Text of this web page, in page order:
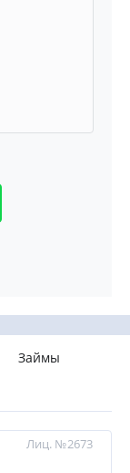
Займы
Лиц. №2673